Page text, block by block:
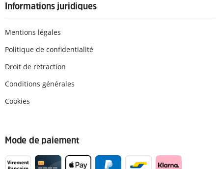
Informations juridiques
Mentions légales
Politique de confidentialité
Droit de retraction
Conditions générales
Cookies
Mode de paiement